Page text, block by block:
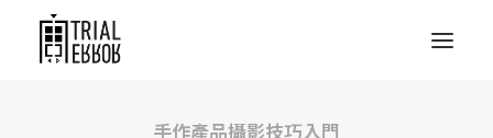
手作產品攝影技巧入門